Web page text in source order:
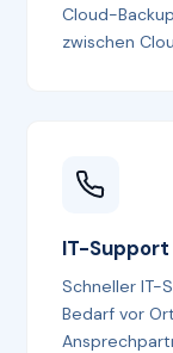
Cloud-
zwischen
IT-
Schneller IT-
Bedarf vor